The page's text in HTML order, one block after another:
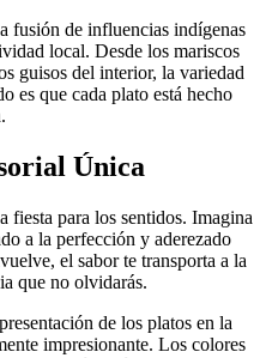
fusión de influencias indígenas
local. Desde los mariscos
guisos del interior, la variedad
es que cada plato está hecho
Única
fiesta para los sentidos. Imagina
a la perfección y aderezado
el sabor te transporta a la
que no olvidarás.
de los platos en la
impresionante. Los colores